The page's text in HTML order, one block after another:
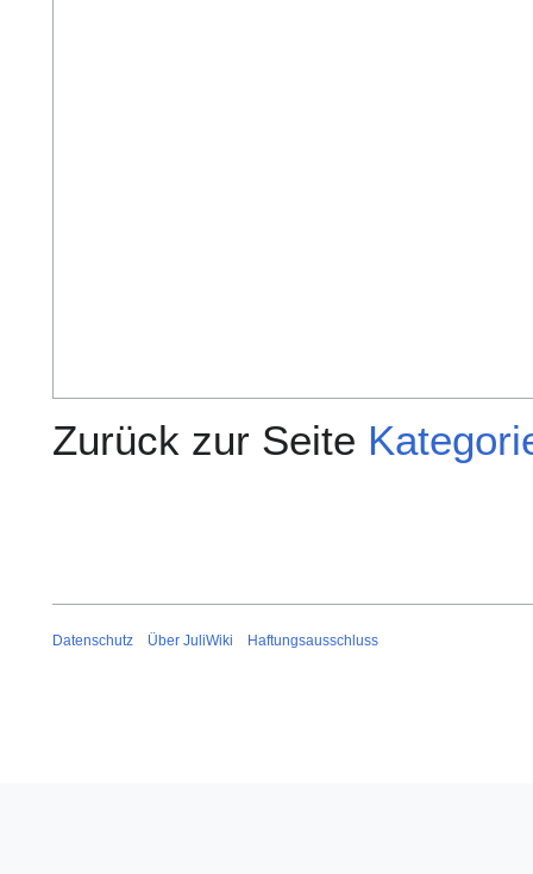
Zurück zur Seite
Datenschutz Über JuliWiki Haftungsausschluss